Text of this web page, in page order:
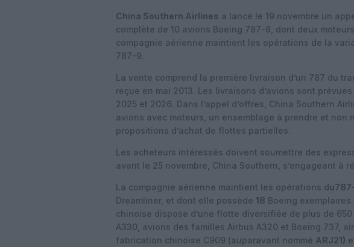
China Southern Airlines a lancé le 19 novembre un
complète de 10 avions Boeing 787-8, dont deux moteurs
compagnie aérienne maintient les opérations de la
787-9.
La vente comprend la première livraison d’un 787 du
reçue en mai 2013. Les livraisons d’avions sont
2025 et 2026. Dans l’appel d’offres, China Southern
avions avec moteurs, un ensemblage à prendre et non
propositions d’achat de flottes partielles.
Les acheteurs intéressés doivent soumettre des
avant le 25 novembre, China Southern, s’engageant à
La compagnie aérienne maintient les opérations d
Dreamliner, et dont elle possède 18 Boeing
chinoise dispose d’une flotte diversifiée de plus de
A330, avions des familles Airbus A320 et Boeing 737,
fabrication chinoise C909 (auparavant nommé ARJ21)